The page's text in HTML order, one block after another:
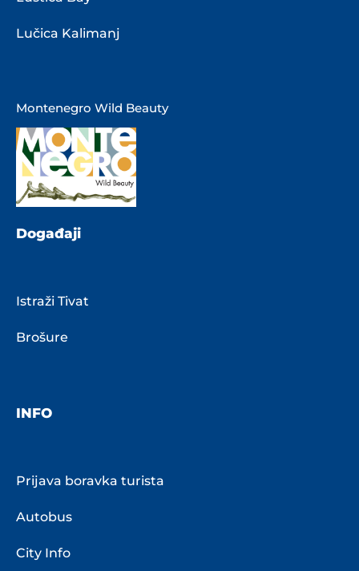
Lučica Kalimanj
Montenegro Wild Beauty
Događaji
Istraži Tivat
Brošure
INFO
Prijava boravka turista
Autobus
City Info